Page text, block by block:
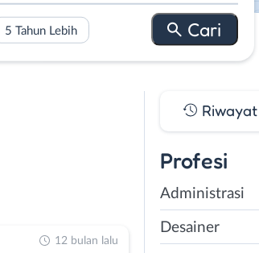
5 Tahun Lebih
12 bulan lalu
Riwayat
Profesi
Administrasi
Desainer